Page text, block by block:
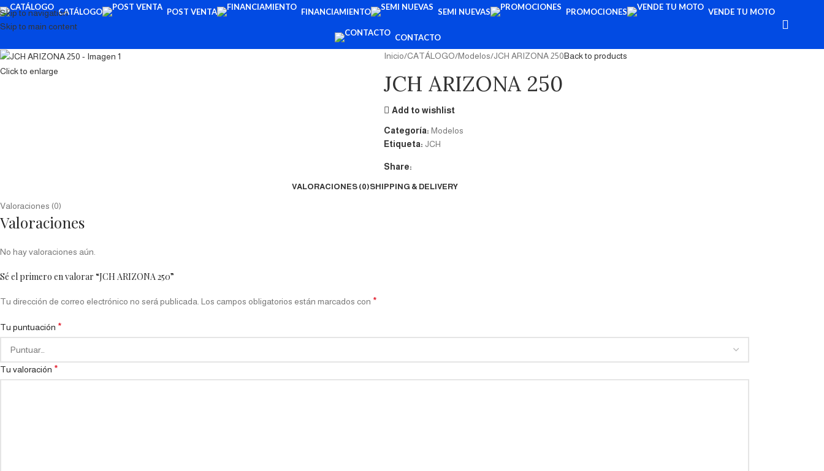
Skip to navigation
Skip to main content
CATÁLOGO POST VENTA FINANCIAMIENTO SEMI NUEVAS PROMOCIONES VENDE TU MOTO
CONTACTO
Click to enlarge
Inicio CATÁLOGO Modelos JCH ARIZONA 250Back to products
JCH ARIZONA 250
Add to wishlist
Categoría: Modelos
Etiqueta: JCH
Share:
VALORACIONES (0)SHIPPING & DELIVERY
Valoraciones (0)
Valoraciones
No hay valoraciones aún.
Sé el primero en valorar “JCH ARIZONA 250”
Tu dirección de correo electrónico no será publicada. Los campos obligatorios están marcados con *
Tu puntuación *
Tu valoración *